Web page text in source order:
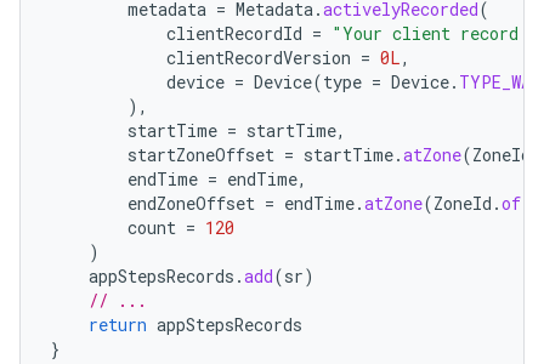
metadata = Metadata.activelyRecorded(
clientRecordId = "Your client record
clientRecordVersion = 0L,
device = Device(type = Device.
),
startTime = startTime,
startZoneOffset = startTime.atZone(ZoneId
endTime = endTime,
endZoneOffset = endTime.atZone(ZoneId .of
count = 120
)
appStepsRecords .add(sr)
// ...
return appStepsRecords
}